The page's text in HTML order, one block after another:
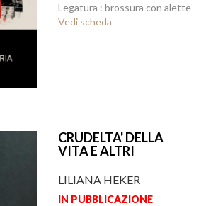
Legatura : brossura con alette
Vedi scheda
CRUDELTA' DELLA
VITA E ALTRI
LILIANA HEKER
IN PUBBLICAZIONE